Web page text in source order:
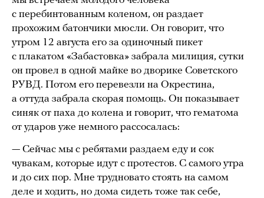
с перебинтованным коленом, он раздает
прохожим батончики мюсли. Он говорит, что
утром 12 августа его за одиночный пикет
с плакатом «Забастовка» забрала милиция, сутки
он провел в одной майке во дворике Советского
РУВД. Потом его перевезли на Окрестина,
а оттуда забрала скорая помощь. Он показывает
синяк от паха до колена и говорит, что гематома
от ударов уже немного рассосалась:
— Сейчас мы с ребятами раздаем еду и сок
чувакам, которые идут с протестов. С самого утра
и до сих пор. Мне трудновато стоять на самом
деле и ходить, но дома сидеть тоже так себе,